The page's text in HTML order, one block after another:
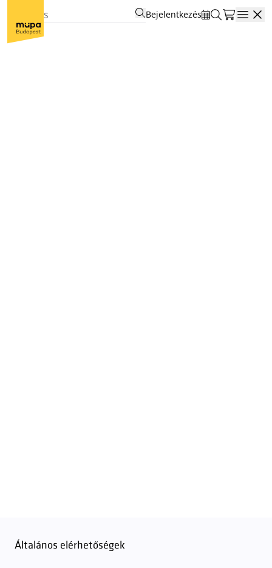
Bejelentkezés
Általános elérhetőségek